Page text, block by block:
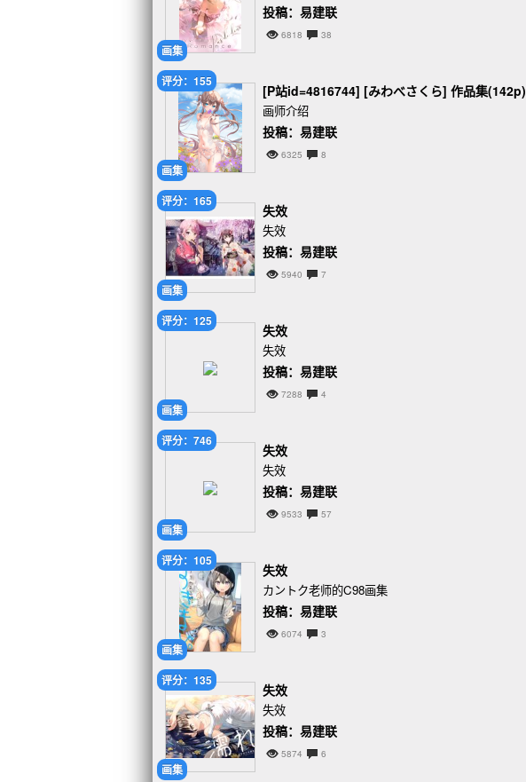
画集
投稿：易建联
6818 38
画集
评分：155
[P站id=4816744] [みわべさくら] 作品集(142p)
画师介绍
投稿：易建联
6325 8
画集
评分：165
失效
失效
投稿：易建联
5940 7
画集
评分：125
失效
失效
投稿：易建联
7288 4
画集
评分：746
失效
失效
投稿：易建联
9533 57
画集
评分：105
失效
カントク老师的C98画集
投稿：易建联
6074 3
画集
评分：135
失效
失效
投稿：易建联
5874 6